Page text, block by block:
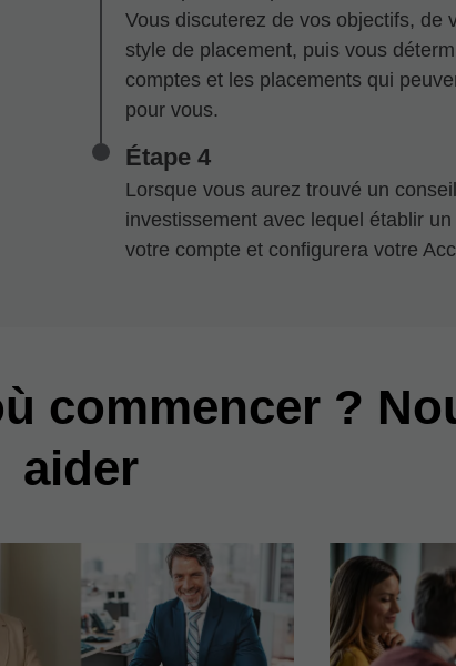
Vous discuterez de vos objectifs, de
style de placement, puis vous
comptes et les placements qui
pour vous.
Étape 4
Lorsque vous aurez trouvé un
investissement avec lequel établir
votre compte et configurera votre
commencer ?
aider